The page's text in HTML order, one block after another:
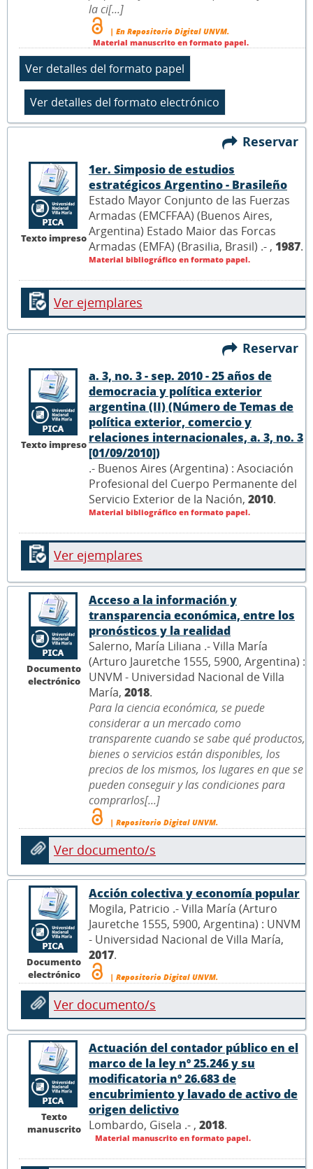
la ci[...]
| En Repositorio Digital UNVM.
Material manuscrito en formato papel.
Reservar
Texto impreso
1er. Simposio de estudios
estratégicos Argentino - Brasileño
Estado Mayor Conjunto de las Fuerzas
Armadas (EMCFFAA) (Buenos Aires,
Argentina) Estado Maior das Forcas
Armadas (EMFA) (Brasilia, Brasil) .- , 1987.
Material bibliográfico en formato papel.
Ver ejemplares
Reservar
Texto impreso
a. 3, no. 3 - sep. 2010 - 25 años de
democracia y política exterior
argentina (II) (Número de Temas de
política exterior, comercio y
relaciones internacionales, a. 3, no. 3
[01/09/2010])
.- Buenos Aires (Argentina) : Asociación
Profesional del Cuerpo Permanente del
Servicio Exterior de la Nación, 2010.
Material bibliográfico en formato papel.
Ver ejemplares
Documento
electrónico
Acceso a la información y
transparencia económica, entre los
pronósticos y la realidad
Salerno, María Liliana .- Villa María
(Arturo Jauretche 1555, 5900, Argentina) :
UNVM - Universidad Nacional de Villa
María, 2018.
Para la ciencia económica, se puede
considerar a un mercado como
transparente cuando se sabe qué productos,
bienes o servicios están disponibles, los
precios de los mismos, los lugares en que se
pueden conseguir y las condiciones para
comprarlos[...]
| Repositorio Digital UNVM.
Ver documento/s
Documento
electrónico
Acción colectiva y economía popular
Mogila, Patricio .- Villa María (Arturo
Jauretche 1555, 5900, Argentina) : UNVM
- Universidad Nacional de Villa María,
2017.
| Repositorio Digital UNVM.
Ver documento/s
Texto
manuscrito
Actuación del contador público en el
marco de la ley nº 25.246 y su
modificatoria nº 26.683 de
encubrimiento y lavado de activo de
origen delictivo
Lombardo, Gisela .- , 2018.
Material manuscrito en formato papel.